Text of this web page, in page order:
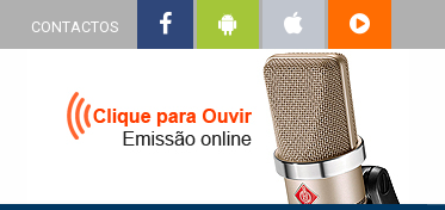
CONTACTOS